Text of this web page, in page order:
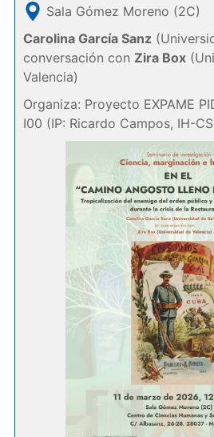
Sala Gómez Moreno (2C)
Carolina García Sanz
conversación con Zira Box
Valencia)
Organiza: Proyecto EXPAME
I00 (IP: Ricardo Campos, IH-